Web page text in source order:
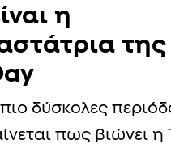
η
δύσκολες
πως βιώνει η